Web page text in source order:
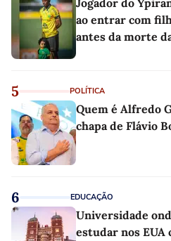
Jogador do
ao entrar com
antes da morte
5 POLÍTICA
Quem é Alfredo
chapa de Flávio
6 EDUCAÇÃO
Universidade
estudar nos EUA